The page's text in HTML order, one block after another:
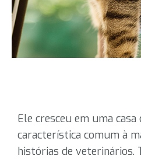
Ele cresceu em uma casa
característica comum à
histórias de veterinários.